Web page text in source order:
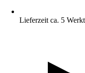
Lieferzeit ca. 5